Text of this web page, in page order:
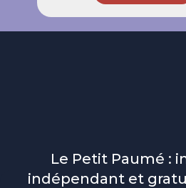
Le Petit Paumé :
indépendant et